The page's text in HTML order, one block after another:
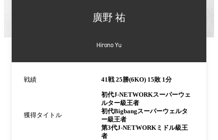
廣野 祐
Hirono Yu
戦績 41戦 25勝(6KO) 15敗 1分
獲得タイトル
初代J-NETWORKスーパーウェ
ルター級王者
初代Bigbangスーパーウェルタ
ー級王者
第3代J-NETWORKミドル級王
者